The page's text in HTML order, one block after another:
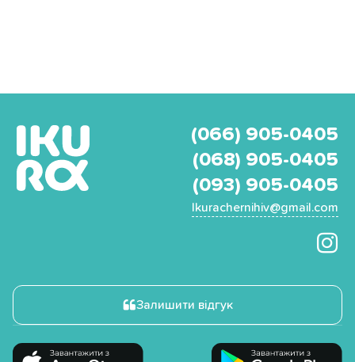
(066) 905-0405
(068) 905-0405
(093) 905-0405
Ikurachernihiv@gmail.com
Залишити відгук